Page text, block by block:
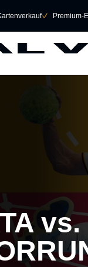
􀆅 Premium-